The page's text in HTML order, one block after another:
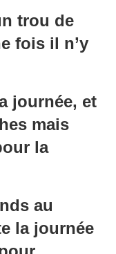
trou de
fois il n’y
journée, et
mais
la
au
la journée